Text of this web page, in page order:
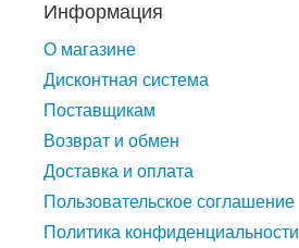
Информация
О магазине
Дисконтная система
Поставщикам
Возврат и обмен
Доставка и оплата
Пользовательское соглашение
Политика конфиденциальности